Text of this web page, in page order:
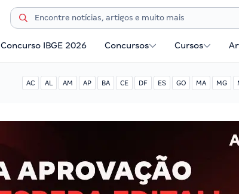
Concurso IBGE 2026 Concursos Cursos
AC AL AM AP BA CE DF ES GO MA MG